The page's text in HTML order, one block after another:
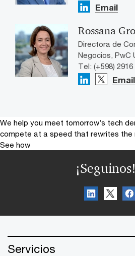
Email
Rossana
Directora de
Negocios, PwC
Tel: (+598) 2916
Email
We help you meet tomorrow’s tech
compete at a speed that rewrites the
See how
¡Seguinos!
Servicios